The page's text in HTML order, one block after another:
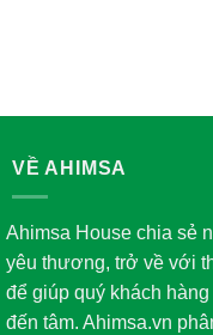
VỀ AHIMSA
Ahimsa House chia sẻ
yêu thương, trở về với
để giúp quý khách
đến tâm. Ahimsa.vn